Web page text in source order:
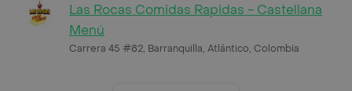
Las Rocas Comidas Rapidas - Castellana
Menú
Carrera 45 #82, Barranquilla, Atlántico, Colombia